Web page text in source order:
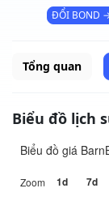
ĐỔI BOND
Tổng quan
Biểu đồ lịch
Zoom 1d 7d
Biểu đồ giá